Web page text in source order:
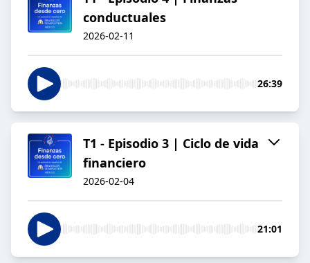
conductuales
2026-02-11
26:39
T1 - Episodio 3 | Ciclo de vida
financiero
2026-02-04
21:01